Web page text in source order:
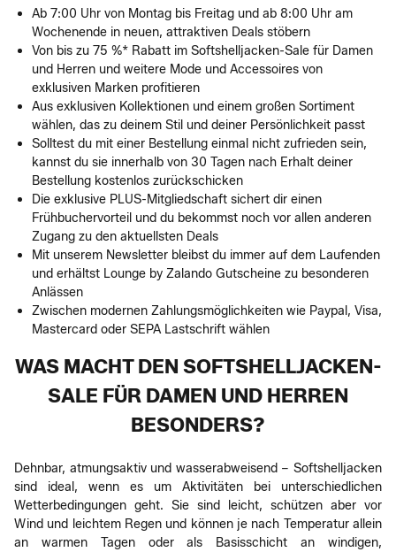
Ab 7:00 Uhr von Montag bis Freitag und ab 8:00 Uhr am
Wochenende in neuen, attraktiven Deals stöbern
Von bis zu 75 %* Rabatt im Softshelljacken-Sale für Damen
und Herren und weitere Mode und Accessoires von
exklusiven Marken profitieren
Aus exklusiven Kollektionen und einem großen Sortiment
wählen, das zu deinem Stil und deiner Persönlichkeit passt
Solltest du mit einer Bestellung einmal nicht zufrieden sein,
kannst du sie innerhalb von 30 Tagen nach Erhalt deiner
Bestellung kostenlos zurückschicken
Die exklusive PLUS-Mitgliedschaft sichert dir einen
Frühbuchervorteil und du bekommst noch vor allen anderen
Zugang zu den aktuellsten Deals
Mit unserem Newsletter bleibst du immer auf dem Laufenden
und erhältst Lounge by Zalando Gutscheine zu besonderen
Anlässen
Zwischen modernen Zahlungsmöglichkeiten wie Paypal, Visa,
Mastercard oder SEPA Lastschrift wählen
WAS MACHT DEN SOFTSHELLJACKEN-
SALE FÜR DAMEN UND HERREN
BESONDERS?
Dehnbar, atmungsaktiv und wasserabweisend – Softshelljacken
sind ideal, wenn es um Aktivitäten bei unterschiedlichen
Wetterbedingungen geht. Sie sind leicht, schützen aber vor
Wind und leichtem Regen und können je nach Temperatur allein
an warmen Tagen oder als Basisschicht an windigen,